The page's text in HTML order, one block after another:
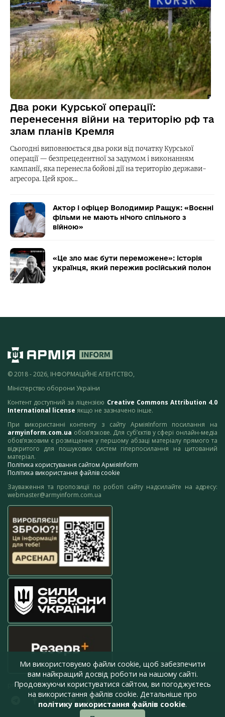
Два роки Курської операції:
перенесення війни на територію рф та
злам планів Кремля
Сьогодні виповнюється два роки від початку Курської
операції — безпрецедентної за задумом і виконанням
кампанії, яка перенесла бойові дії на територію держави-
агресора. Цей крок…
Актор і офіцер Володимир Ращук: «Воєнні
фільми не мають нічого спільного з
війною»
«Це зло має бути переможене»: історія
українця, який пережив російський полон
© 2018 - 2026, ІНФОРМАЦІЙНЕ АГЕНТСТВО,
Міністерство оборони України
Контент доступний за ліцензією Creative Commons Attribution 4.0
International license якщо не зазначено інше.
При використанні контенту з сайту АрміяInform посилання на
armyinform.com.ua обов’язкове. Для суб’єктів у сфері онлайн-медіа
обов’язковим є розміщення у першому абзаці матеріалу прямого та
відкритого для пошукових систем гіперпосилання на цитований
матеріал.
Політика користування сайтом АрміяInform
Політика використання файлів cookie
Зауваження та пропозиції по роботі сайту надсилайте на адресу:
webmaster@armyinform.com.ua
press@armyinform.com.ua
Ми використовуємо файли cookie, щоб забезпечити
вам найкращий досвід роботи на нашому сайті.
Продовжуючи користуватися сайтом, ви погоджуєтесь
на використання файлів cookie. Детальніше про
політику використання файлів cookie.